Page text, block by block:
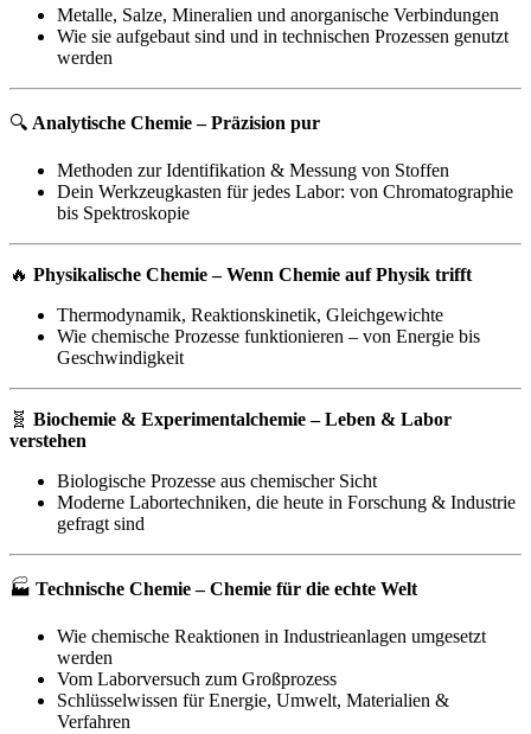
Metalle, Salze, Mineralien und anorganische Verbindungen
Wie sie aufgebaut sind und in technischen Prozessen genutzt
werden
🔍 Analytische Chemie – Präzision pur
Methoden zur Identifikation & Messung von Stoffen
Dein Werkzeugkasten für jedes Labor: von Chromatographie
bis Spektroskopie
🔥 Physikalische Chemie – Wenn Chemie auf Physik trifft
Thermodynamik, Reaktionskinetik, Gleichgewichte
Wie chemische Prozesse funktionieren – von Energie bis
Geschwindigkeit
🧬 Biochemie & Experimentalchemie – Leben & Labor
verstehen
Biologische Prozesse aus chemischer Sicht
Moderne Labortechniken, die heute in Forschung & Industrie
gefragt sind
🏭 Technische Chemie – Chemie für die echte Welt
Wie chemische Reaktionen in Industrieanlagen umgesetzt
werden
Vom Laborversuch zum Großprozess
Schlüsselwissen für Energie, Umwelt, Materialien &
Verfahren